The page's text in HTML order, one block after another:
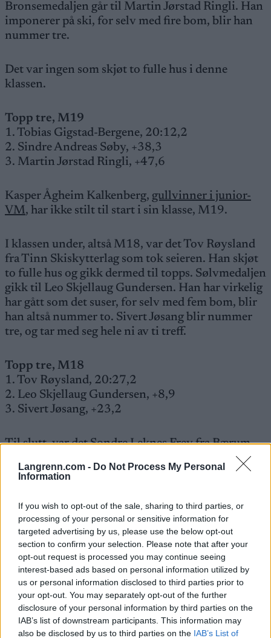
Langrenn.com - Do Not Process My Personal
Information
If you wish to opt-out of the sale, sharing to third parties, or
processing of your personal or sensitive information for
targeted advertising by us, please use the below opt-out
section to confirm your selection. Please note that after your
opt-out request is processed you may continue seeing
interest-based ads based on personal information utilized by
us or personal information disclosed to third parties prior to
your opt-out. You may separately opt-out of the further
disclosure of your personal information by third parties on the
IAB’s list of downstream participants. This information may
also be disclosed by us to third parties on the IAB’s List of
Bronsemedaljen går til Martin Jørstad Ringli. Han
imponerer på ski, for selv med fire bom, blir han
nummer tre.
Det var ingen som skjøt to fulle hus i denne
klassen.
Topp tre, M19
1. Tobias Gigstad-Bergene, 20:12,2
2. Sindre Andreas Søby, +38,3
3. Martin Jørstad Ringli, +47,6
Kasper Ågheim Kalkenberg, gullvinner i junior-
VM, har ikke stilt til start i sin klasse, M19.
I klassen under, altså M18, var det Tov Røysland
fra Tinn Skiskytterlag som tok seieren. Han skjøt
to fulle hus og gikk dermed til topps. Sølvmedaljen
gikk til Leo Skjellaug Gundersen. Han har virkelig
har gått som det suser, for selv med fem bom, blir
han altså nummer to. Sivert Jøsang blir nummer
tre, og tar med seg hele ni av ti treff.
Topp tre, M18
1. Tov Røysland, 20:27,2
2. Leo Skjellaug Gundersen, +8,9
3. Sivert Jøsang, +23,2
Til slutt, var det Sondre Leknes Frey fra Bærum
Skiklubb som tok seieren hos de yngste utøverne i
klasse M17. Han vant overlegent med hele ett
Fuglem. Han skjøt godt, med ni av ti treff. Brage
Ruud Lofthus blir nummer tre, og med fire bom, er
det tydelig at han har imponert på ski.
Topp tre, M17
1. Sondre Leknes Frey, 20:38,0
2. Heine Fuglem, +1:10,9
3. Brage Ruud Lofthus, +1:40,0